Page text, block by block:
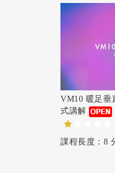
VM10 暖足垂
式講解
課程長度：8